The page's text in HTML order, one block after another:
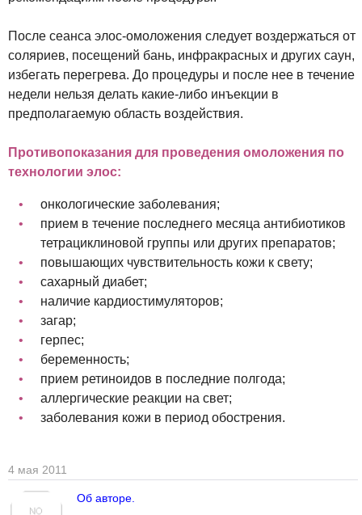
После сеанса элос-омоложения следует воздержаться от
соляриев, посещений бань, инфракрасных и других саун,
избегать перегрева. До процедуры и после нее в течение
недели нельзя делать какие-либо инъекции в
предполагаемую область воздействия.
Противопоказания для проведения омоложения по
технологии элос:
онкологические заболевания;
прием в течение последнего месяца антибиотиков
тетрациклиновой группы или других препаратов;
повышающих чувствительность кожи к свету;
сахарный диабет;
наличие кардиостимуляторов;
загар;
герпес;
беременность;
прием ретиноидов в последние полгода;
аллергические реакции на свет;
заболевания кожи в период обострения.
4 мая 2011
Об авторе.